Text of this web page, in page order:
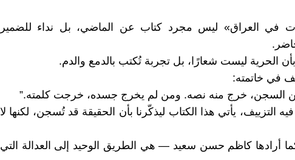
في العراق» ليس مجرد كتاب عن الماضي، بل نداء للضمير
الحرية ليست شعارًا، بل تجربة تُكتب بالدمع والدم.
في خاتمته:
السجن، خرج منه نصه. ومن لم يخرج جسده، خرجت كلمته.”
التزييف، يأتي هذا الكتاب ليذكّرنا بأن الحقيقة قد تُسجن، لكنها لا
أرادها كاظم حسن سعيد — هي الطريق الوحيد إلى العدالة التي